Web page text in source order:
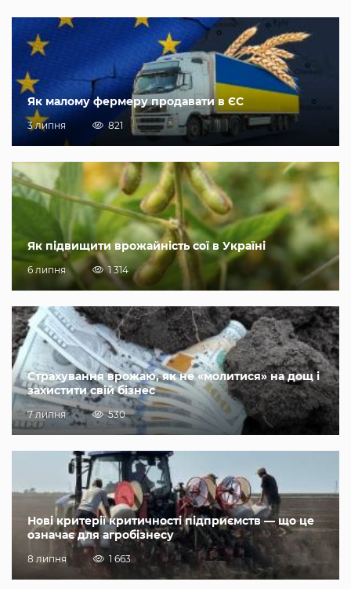
Як малому фермеру продавати в ЄС
3 липня 821
Як підвищити врожайність сої в Україні
6 липня 1 314
Страхування врожаю, як не «молитися» на дощ і
захистити свій бізнес
7 липня 530
Нові критерії критичності підприємств — що це
означає для агробізнесу
8 липня 1 663